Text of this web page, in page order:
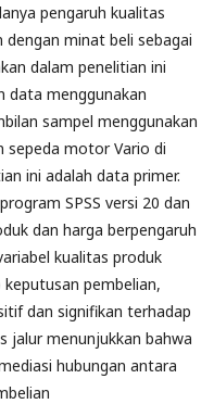
pengaruh kualitas
minat beli sebagai
dalam penelitian ini
data menggunakan
sampel menggunakan
sepeda motor Vario di
ini adalah data primer.
SPSS versi 20 dan
dan harga berpengaruh
kualitas produk
pembelian,
dan signifikan terhadap
jalur menunjukkan bahwa
hubungan antara